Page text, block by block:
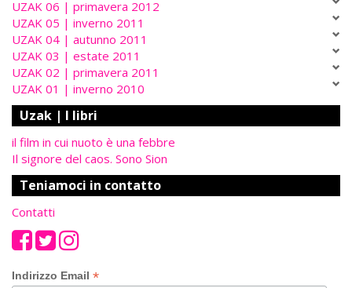
UZAK 06 | primavera 2012
UZAK 05 | inverno 2011
UZAK 04 | autunno 2011
UZAK 03 | estate 2011
UZAK 02 | primavera 2011
UZAK 01 | inverno 2010
Uzak | I libri
il film in cui nuoto è una febbre
Il signore del caos. Sono Sion
Teniamoci in contatto
Contatti
Indirizzo Email *